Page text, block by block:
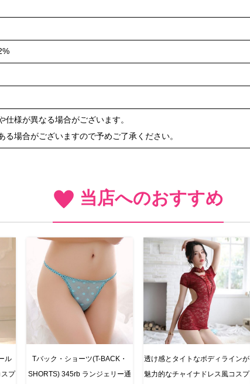
様が異なる場合がございます。
場合がございますので予めご了承ください。
当店へのおすすめ
ル
プ
Tバック・ショーツ(T-BACK・
SHORTS) 345rb ランジェリー通
透け感とタイトなボディラインが
魅力的なチャイナドレス風コスプ